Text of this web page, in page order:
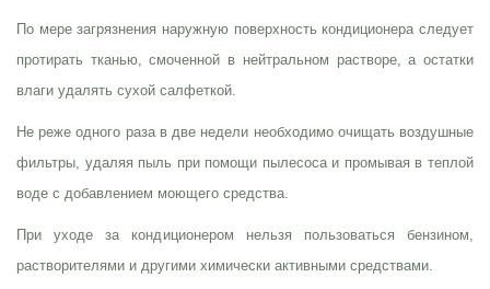
По мере загрязнения наружную поверхность кондиционера следует
протирать тканью, смоченной в нейтральном растворе, а остатки
влаги удалять сухой салфеткой.
Не реже одного раза в две недели необходимо очищать воздушные
фильтры, удаляя пыль при помощи пылесоса и промывая в теплой
воде с добавлением моющего средства.
При уходе за кондиционером нельзя пользоваться бензином,
растворителями и другими химически активными средствами.